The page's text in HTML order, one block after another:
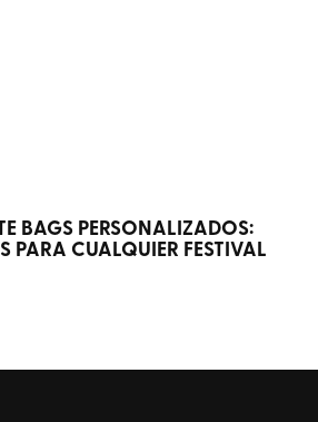
BAGS PERSONALIZADOS:
PARA CUALQUIER FESTIVAL